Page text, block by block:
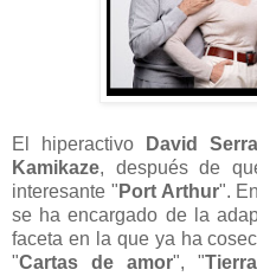
El hiperactivo David
Kamikaze, después de
interesante " Port Arthur".
se ha encargado de la
faceta en la que ya ha
"Cartas de amor", "